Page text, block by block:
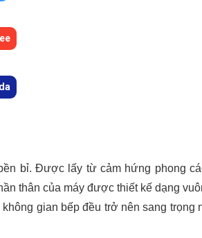
bỉ. Được lấy từ cảm hứng phong
thân của máy được thiết kế dạng
gian bếp đều trở nên sang trọng